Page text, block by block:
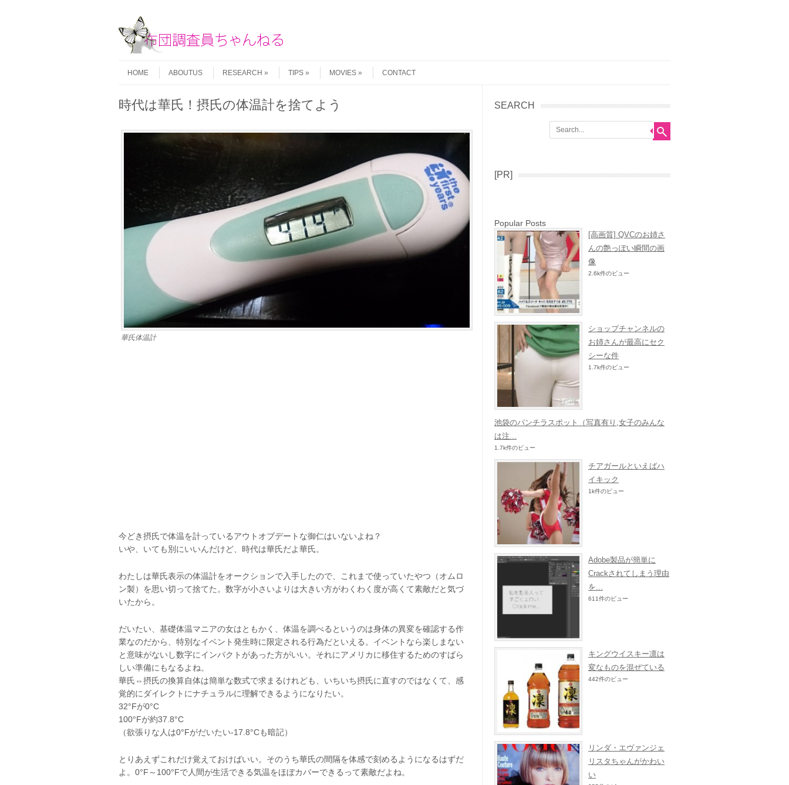
Menu
HOME
ABOUTUS RESEARCH TIPS MOVIES CONTACT
時代は華氏！摂氏の体温計を捨てよう
華氏体温計
今どき摂氏で体温を計っているアウトオブデートな御仁はいないよね？
いや、いても別にいいんだけど、時代は華氏だよ華氏。
わたしは華氏表示の体温計をオークションで入手したので、これまで使っていたやつ（オムロ
ン製）を思い切って捨てた。数字が小さいよりは大きい方がわくわく度が高くて素敵だと気づ
いたから。
だいたい、基礎体温マニアの女はともかく、体温を調べるというのは身体の異変を確認する作
業なのだから、特別なイベント発生時に限定される行為だといえる。イベントなら楽しまない
と意味がないし数字にインパクトがあった方がいい。それにアメリカに移住するためのすばら
しい準備にもなるよね。
華氏⇔摂氏の換算自体は簡単な数式で求まるけれども、いちいち摂氏に直すのではなくて、感
覚的にダイレクトにナチュラルに理解できるようになりたい。
32°Fが0°C
100°Fが約37.8°C
（欲張りな人は0°Fがだいたい-17.8°Cも暗記）
とりあえずこれだけ覚えておけばいい。そのうち華氏の間隔を体感で刻めるようになるはずだ
よ。0°F～100°Fで人間が生活できる気温をほぼカバーできるって素敵だよね。
SEARCH
[PR]
Popular Posts
[高画質] QVCのお姉さ
んの艶っぽい瞬間の画
像
2.6k件のビュー
ショップチャンネルの
お姉さんが最高にセク
シーな件
1.7k件のビュー
池袋のパンチラスポット（写真有り,女子のみんな
は注...
1.7k件のビュー
チアガールといえばハ
イキック
1k件のビュー
Adobe製品が簡単に
Crackされてしまう理由
を...
611件のビュー
キングウイスキー凛は
変なものを混ぜている
442件のビュー
リンダ・エヴァンジェ
リスタちゃんがかわい
い